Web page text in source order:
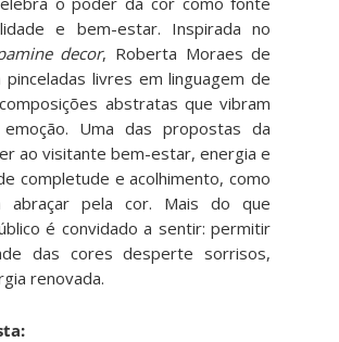
e bem-estar. Inspirada no
decor, Roberta Moraes de
livres em linguagem de
abstratas que vibram
Uma das propostas da
ao visitante bem-estar, energia e
completude e acolhimento, como
abraçar pela cor. Mais do que
é convidado a sentir: permitir
das cores desperte sorrisos,
renovada.